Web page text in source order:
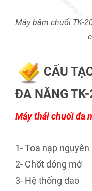
Máy băm chuối TK-
CẤU
ĐA NĂNG
Máy thái chuối đa
1- Toa nạp nguyên
2- Chốt đóng mở
3- Hệ thống dao